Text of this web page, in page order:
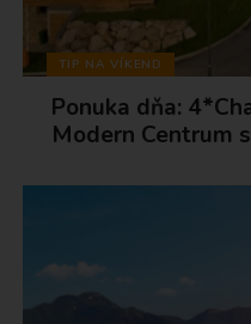
TIP NA VÍKEND
Ponuka dňa:
Modern Centrum